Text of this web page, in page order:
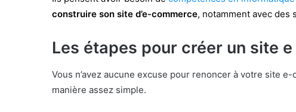
construire son site d’e-commerce, notamment avec des
Les étapes pour créer un site
Vous n’avez aucune excuse pour renoncer à votre site e-
manière assez simple.